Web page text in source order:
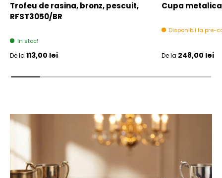
Trofeu de rasina, bronz, pescuit,
RFST3050/BR
In stoc!
Pret initial
De la 113,00 lei
Cupa
Disponibil la pre-
Pret initial
De la 248,00 lei